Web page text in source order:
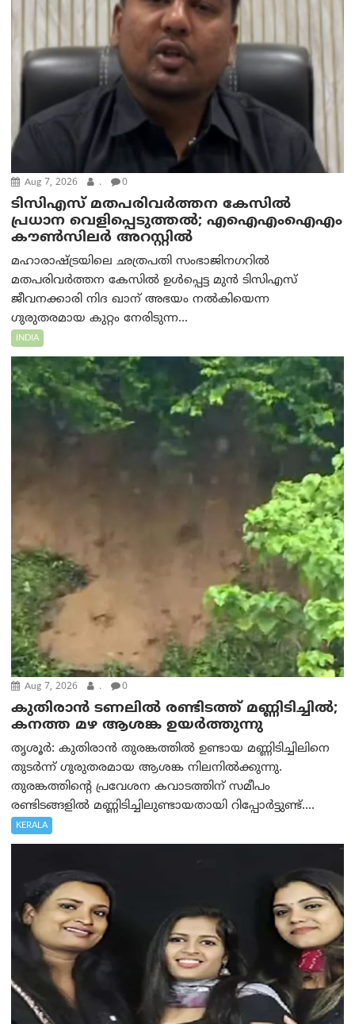
Aug 7, 2026 . 0
ടിസിഎസ് മതപരിവർത്തന കേസിൽ
പ്രധാന വെളിപ്പെടുത്തൽ; എഐഎംഐഎം
കൗൺസിലർ അറസ്റ്റിൽ
മഹാരാഷ്ട്രയിലെ ഛത്രപതി സംഭാജിനഗറിൽ
മതപരിവർത്തന കേസിൽ ഉൾപ്പെട്ട മുൻ ടിസിഎസ്
ജീവനക്കാരി നിദ ഖാന് അഭയം നൽകിയെന്ന
ഗുരുതരമായ കുറ്റം നേരിടുന്ന...
INDIA
Aug 7, 2026 . 0
കുതിരാൻ ടണലിൽ രണ്ടിടത്ത് മണ്ണിടിച്ചിൽ;
കനത്ത മഴ ആശങ്ക ഉയർത്തുന്നു
തൃശൂർ: കുതിരാൻ തുരങ്കത്തിൽ ഉണ്ടായ മണ്ണിടിച്ചിലിനെ
തുടർന്ന് ഗുരുതരമായ ആശങ്ക നിലനിൽക്കുന്നു.
തുരങ്കത്തിന്റെ പ്രവേശന കവാടത്തിന് സമീപം
രണ്ടിടങ്ങളിൽ മണ്ണിടിച്ചിലുണ്ടായതായി റിപ്പോർട്ടുണ്ട്....
KERALA